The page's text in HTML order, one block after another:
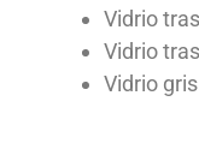
Vidrio
Vidrio
Vidrio